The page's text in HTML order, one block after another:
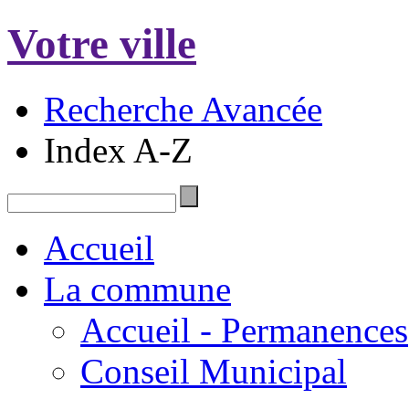
Votre ville
Recherche Avancée
Index A-Z
Accueil
La commune
Accueil - Permanences
Conseil Municipal